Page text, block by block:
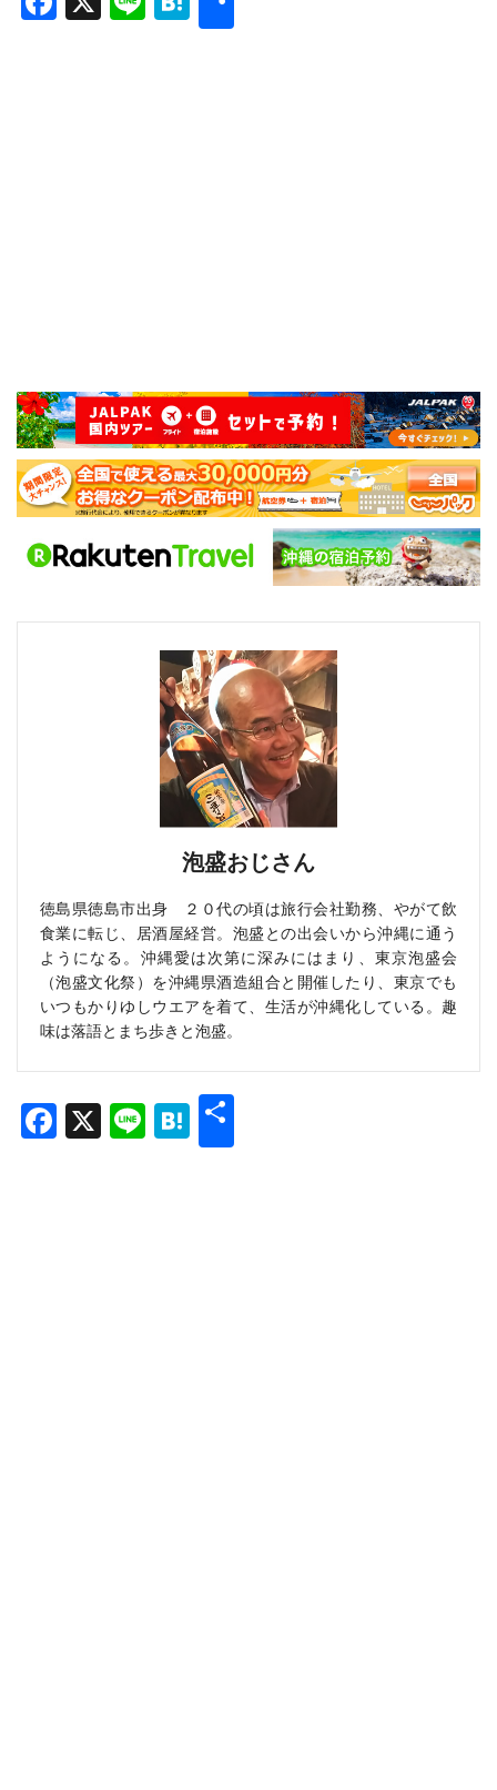
泡盛おじさん
徳島県徳島市出身 ２０代の頃は旅行会社勤務、やがて飲
食業に転じ、居酒屋経営。泡盛との出会いから沖縄に通う
ようになる。沖縄愛は次第に深みにはまり、東京泡盛会
（泡盛文化祭）を沖縄県酒造組合と開催したり、東京でも
いつもかりゆしウエアを着て、生活が沖縄化している。趣
味は落語とまち歩きと泡盛。
Facebook
X LineHatena